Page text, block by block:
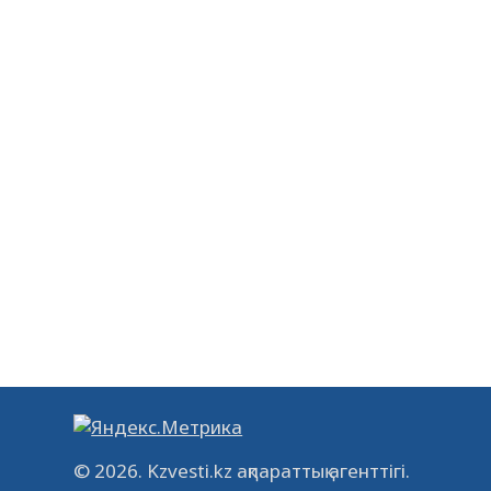
© 2026. Kzvesti.kz ақпараттық агенттігі.